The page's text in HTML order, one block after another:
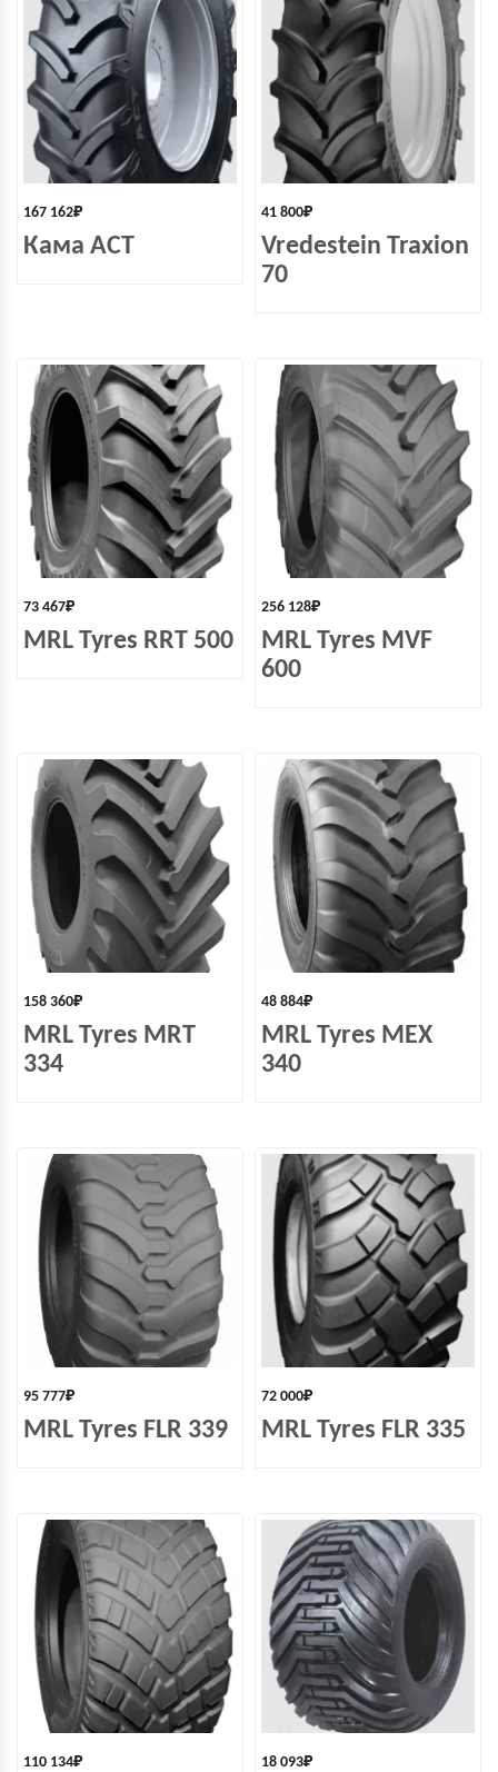
167 162₽
Кама ACT
41 800₽
Vredestein Traxion
70
73 467₽
MRL Tyres RRT 500
256 128₽
MRL Tyres MVF
600
158 360₽
MRL Tyres MRT
334
48 884₽
MRL Tyres MEX
340
95 777₽
MRL Tyres FLR 339
72 000₽
MRL Tyres FLR 335
110 134₽ 18 093₽